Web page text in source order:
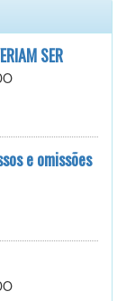
SER
e omissões